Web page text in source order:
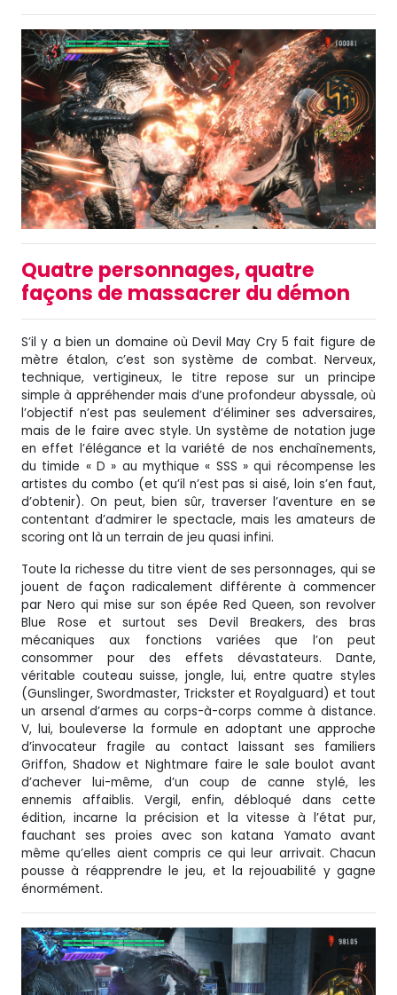
Quatre personnages, quatre
façons de massacrer du démon
S’il y a bien un domaine où Devil May Cry 5 fait figure de
mètre étalon, c’est son système de combat. Nerveux,
technique, vertigineux, le titre repose sur un principe
simple à appréhender mais d’une profondeur abyssale, où
l’objectif n’est pas seulement d’éliminer ses adversaires,
mais de le faire avec style. Un système de notation juge
en effet l’élégance et la variété de nos enchaînements,
du timide « D » au mythique « SSS » qui récompense les
artistes du combo (et qu’il n’est pas si aisé, loin s’en faut,
d’obtenir). On peut, bien sûr, traverser l’aventure en se
contentant d’admirer le spectacle, mais les amateurs de
scoring ont là un terrain de jeu quasi infini.
Toute la richesse du titre vient de ses personnages, qui se
jouent de façon radicalement différente à commencer
par Nero qui mise sur son épée Red Queen, son revolver
Blue Rose et surtout ses Devil Breakers, des bras
mécaniques aux fonctions variées que l’on peut
consommer pour des effets dévastateurs. Dante,
véritable couteau suisse, jongle, lui, entre quatre styles
(Gunslinger, Swordmaster, Trickster et Royalguard) et tout
un arsenal d’armes au corps-à-corps comme à distance.
V, lui, bouleverse la formule en adoptant une approche
d’invocateur fragile au contact laissant ses familiers
Griffon, Shadow et Nightmare faire le sale boulot avant
d’achever lui-même, d’un coup de canne stylé, les
ennemis affaiblis. Vergil, enfin, débloqué dans cette
édition, incarne la précision et la vitesse à l’état pur,
fauchant ses proies avec son katana Yamato avant
même qu’elles aient compris ce qui leur arrivait. Chacun
pousse à réapprendre le jeu, et la rejouabilité y gagne
énormément.